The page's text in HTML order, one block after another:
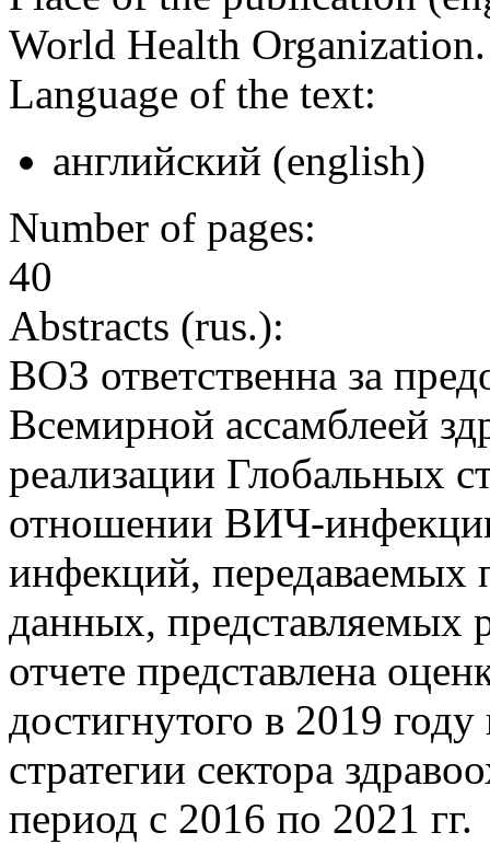
World Health
Language of the text:
английский (english)
Number of pages:
40
Abstracts (rus.):
ВОЗ ответственна за
Всемирной ассамблеей
реализации Глобальных
отношении ВИЧ-
инфекций, передаваемых
данных,
отчете представлена
достигнутого в 2019
стратегии сектора
период с 2016 по 2021 гг.